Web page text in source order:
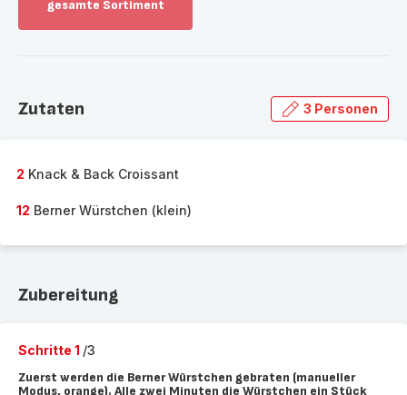
gesamte Sortiment
das
Zutaten 3 Personen
2 Knack & Back Croissant
12 Berner Würstchen (klein)
Zubereitung
Schritte 1 /3
Zuerst werden die Berner Würstchen gebraten (manueller
Modus, orange). Alle zwei Minuten die Würstchen ein Stück